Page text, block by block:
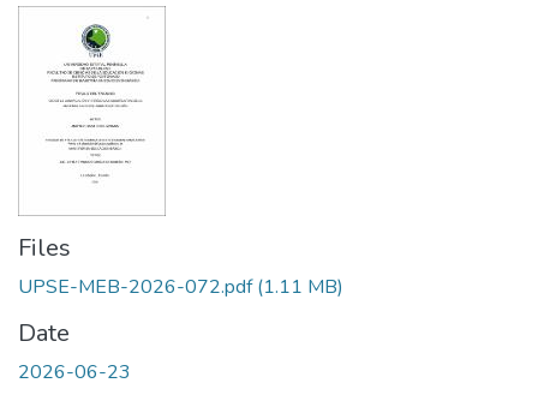
Files
UPSE-MEB-2026-072.pdf(1.11 MB)
Date
2026-06-23